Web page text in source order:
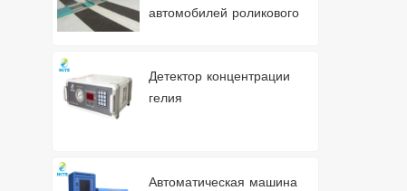
автомобилей роликового
Детектор концентрации
гелия
Автоматическая машина